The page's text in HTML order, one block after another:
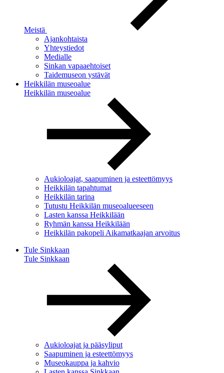
Meistä
Ajankohtaista
Yhteystiedot
Medialle
Sinkan vapaaehtoiset
Taidemuseon ystävät
Heikkilän museoalue
Heikkilän museoalue
Aukioloajat, saapuminen ja esteettömyys
Heikkilän tapahtumat
Heikkilän tarina
Tutustu Heikkilän museoalueeseen
Lasten kanssa Heikkilään
Ryhmän kanssa Heikkilään
Heikkilän pakopeli Aikamatkaajan arvoitus
Tule Sinkkaan
Tule Sinkkaan
Aukioloajat ja pääsyliput
Saapuminen ja esteettömyys
Museokauppa ja kahvio